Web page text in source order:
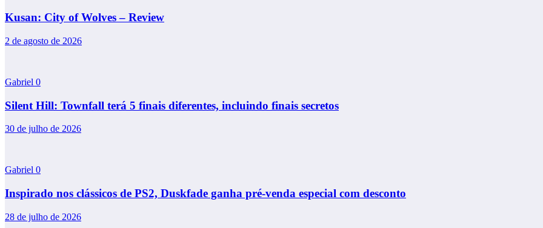
Kusan: City of Wolves – Review
2 de agosto de 2026
Gabriel 0
Silent Hill: Townfall terá 5 finais diferentes, incluindo finais secretos
30 de julho de 2026
Gabriel 0
Inspirado nos clássicos de PS2, Duskfade ganha pré-venda especial com desconto
28 de julho de 2026